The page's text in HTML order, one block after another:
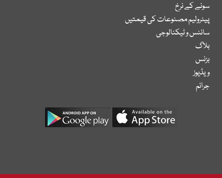
سونے کے نرخ
پیٹرولیم مصنوعات کی قیمتیں
سائنس و ٹیکنالوجی
بلاگ
بزنس
ویڈیوز
جرائم